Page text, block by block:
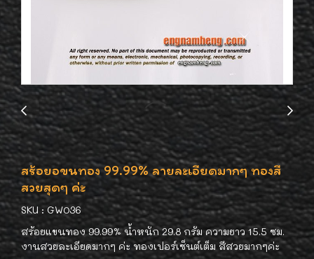
สร้อยอขนทอง 99.99% ลายละเอียดมากๆ ทองสี
สวยสุดๆ ค่ะ
SKU : GW036
สร้อยแขนทอง 99.99% น้ำหนัก 29.8 กรัม ความยาว 15.5 ซม.
งานสวยละเอียดมากๆ ค่ะ ทองเปอร์เซ็นต์เต็ม สีสวยมากๆค่ะ